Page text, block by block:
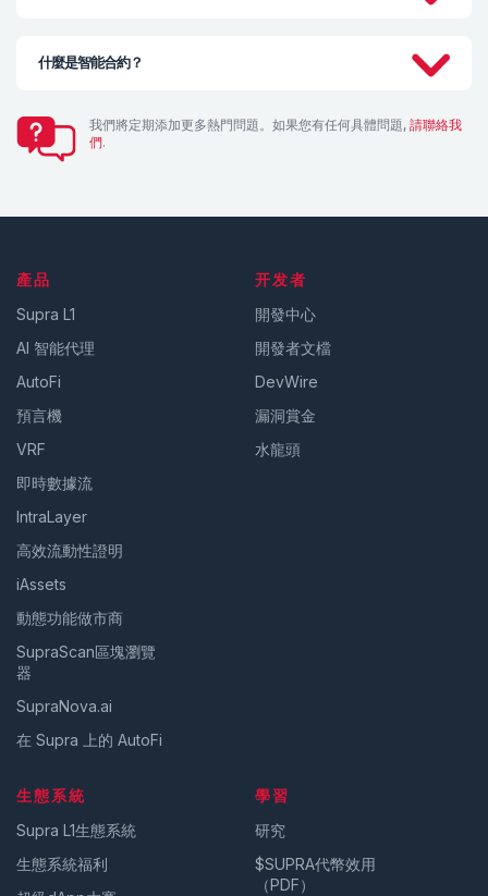
什麼是智能合約？
我們將定期添加更多熱門問題。如果您有任何具體問題, 請聯絡我
們.
產品
Supra L1
AI 智能代理
AutoFi
預言機
VRF
即時數據流
IntraLayer
高效流動性證明
iAssets
動態功能做市商
SupraScan區塊瀏覽
器
SupraNova.ai
在 Supra 上的 AutoFi
开发者
開發中心
開發者文檔
DevWire
漏洞賞金
水龍頭
生態系統
Supra L1生態系統
生態系統福利
學習
研究
$SUPRA代幣效用
（PDF）